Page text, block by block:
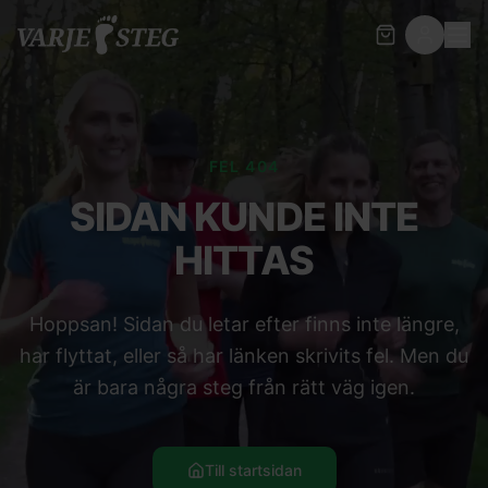
FEL 404
SIDAN KUNDE INTE
HITTAS
Hoppsan! Sidan du letar efter finns inte längre,
har flyttat, eller så har länken skrivits fel. Men du
är bara några steg från rätt väg igen.
Till startsidan